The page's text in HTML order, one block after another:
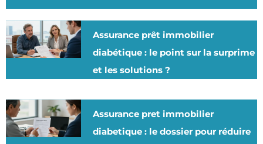
Assurance prêt immobilier
diabétique : le point sur la surprime
et les solutions ?
Assurance pret immobilier
diabetique : le dossier pour réduire